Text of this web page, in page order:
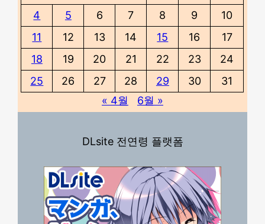
4
5 6 7 8 9
10
11
12 13 14 15 16
17
18
19 20 21 22 23
24
25
26 27 28 29 30
31
« 4월
6월 »
DLsite 전연령 플랫폼